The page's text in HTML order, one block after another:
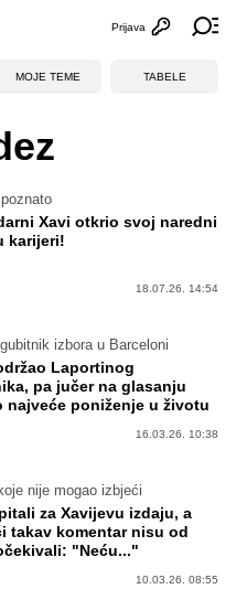
Otvori
Prijava
MOJE TEME TABELE
Xavi otkrio svoj naredni
karijeri!
18.07.26. 14:54
izbora u Barceloni
Laportinog
pa jučer na glasanju
najveće poniženje u životu
16.03.26. 10:38
nije mogao izbjeći
za Xavijevu izdaju, a
takav komentar nisu od
"Neću..."
10.03.26. 08:55